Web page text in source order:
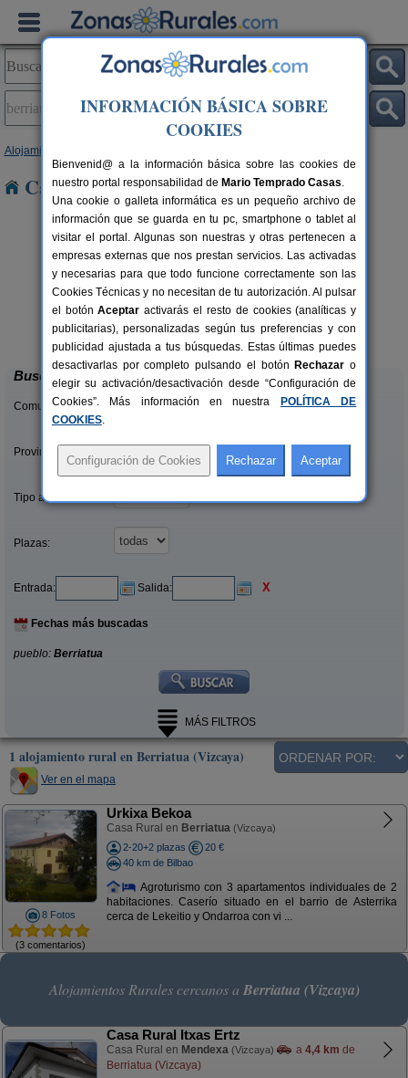
Alojamientos
Casas Rurales en Berriatua
7 pers.
desde25 €
Bungalows Portuondo
Mundaka (Vizcaya)
Buscar
Comunidades:
Provincias/Islas:
Tipo alquiler:
Plazas:
Entrada: Salida: X
Fechas más buscadas
pueblo: Berriatua
MÁS FILTROS
1 alojamiento rural en Berriatua (Vizcaya)
Ver en el mapa
8 Fotos
(3 comentarios)
Urkixa Bekoa
Casa Rural en Berriatua (Vizcaya)
2-20+2 plazas
20 €
40 km de Bilbao
Agroturismo con 3 apartamentos individuales de 2
habitaciones. Caserío situado en el barrio de Asterrika
cerca de Lekeitio y Ondarroa con vi ...
Alojamientos Rurales cercanos a Berriatua (Vizcaya)
Casa Rural Itxas Ertz
Casa Rural en Mendexa (Vizcaya) a 4,4 km de
Berriatua (Vizcaya)
INFORMACIÓN BÁSICA SOBRE
COOKIES
Bienvenid@ a la información básica sobre las cookies de
nuestro portal responsabilidad de Mario Temprado Casas.
Una cookie o galleta informática es un pequeño archivo de
información que se guarda en tu pc, smartphone o tablet al
visitar el portal. Algunas son nuestras y otras pertenecen a
empresas externas que nos prestan servicios. Las activadas
y necesarias para que todo funcione correctamente son las
Cookies Técnicas y no necesitan de tu autorización. Al pulsar
el botónAceptar activarás el resto de cookies (analíticas y
publicitarias), personalizadas según tus preferencias y con
publicidad ajustada a tus búsquedas. Estas últimas puedes
desactivarlas por completo pulsando el botón Rechazar o
elegir su activación/desactivación desde “Configuración de
Cookies”. Más información en nuestra
POLÍTICA DE
COOKIES.